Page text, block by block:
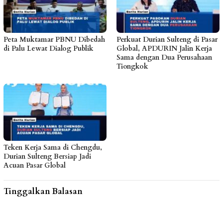
Peta Muktamar PBNU Dibedah
di Palu Lewat Dialog Publik
Perkuat Durian Sulteng di Pasar
Global, APDURIN Jalin Kerja
Sama dengan Dua Perusahaan
Tiongkok
Teken Kerja Sama di Chengdu,
Durian Sulteng Bersiap Jadi
Acuan Pasar Global
Tinggalkan Balasan